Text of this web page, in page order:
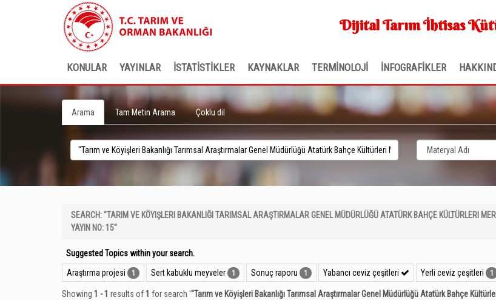
Dijital Tarım İhtisas
KONULAR YAYINLAR İSTATİSTİKLER KAYNAKLAR TERMİNOLOJİ İNFOGRAFİKLER
Arama Tam Metin Arama Çoklu dil
SEARCH: "TARIM VE KÖYIŞLERI BAKANLIĞI TARIMSAL ARAŞTIRMALAR GENEL MÜDÜRLÜĞÜ ATATÜRK BAHÇE KÜLTÜRLERI
YAYIN NO: 15"
Suggested Topics within your search.
Araştırma projesi
1 Sert kabuklu meyveler 1 Sonuç raporu 1 Yabancı ceviz çeşitleri Yerli ceviz çeşitleri 1
Showing 1 - 1 results of1 for search '"Tarım ve Köyişleri Bakanlığı Tarımsal Araştırmalar Genel Müdürlüğü Atatürk Bahçe